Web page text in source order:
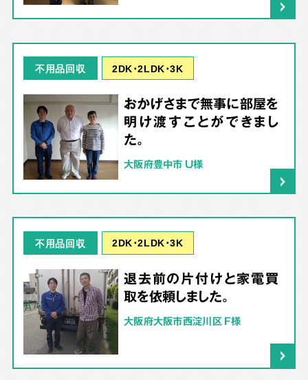
不用品回収 2DK･2LDK･3K
おかげさまで無事に部屋を
明け渡すことができまし
た。
大阪府豊中市 U様
不用品回収 2DK･2LDK･3K
退去前の片付けと家電買
取を依頼しました。
大阪府大阪市西淀川区 F様